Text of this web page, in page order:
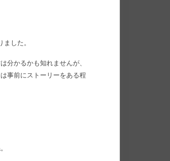
した。
分かるかも知れませんが、
事前にストーリーをある程